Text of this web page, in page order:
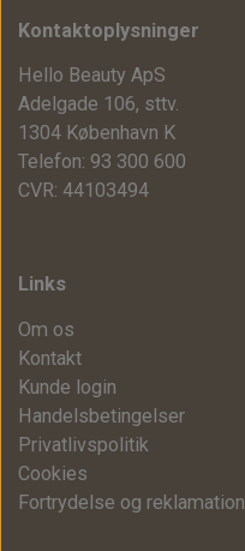
Kontaktoplysninger
Hello Beauty ApS
Adelgade 106, sttv.
1304 København K
Telefon: 93 300 600
CVR: 44103494
Links
Om os
Kontakt
Kunde login
Handelsbetingelser
Privatlivspolitik
Cookies
Fortrydelse og reklamation